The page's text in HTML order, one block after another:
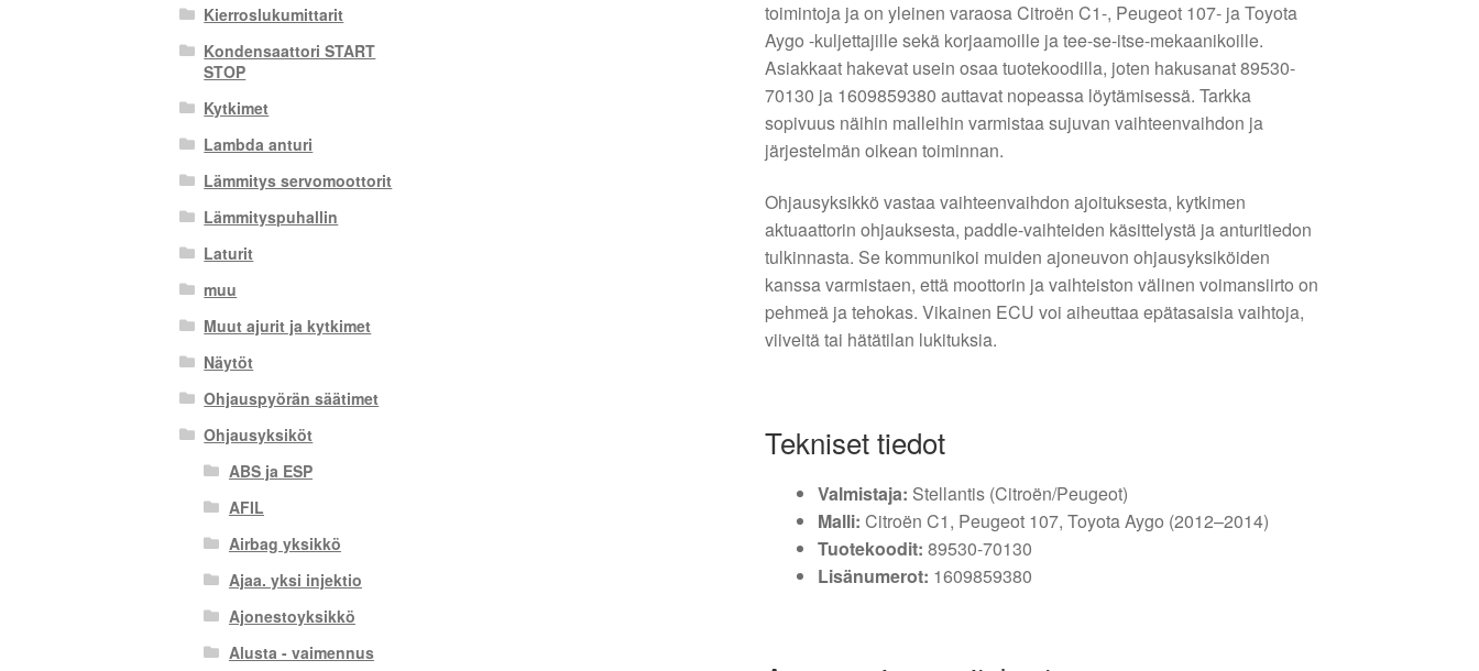
toimintoja ja on yleinen varaosa Citroën C1-, Peugeot 107- ja Toyota
Aygo -kuljettajille sekä korjaamoille ja tee-se-itse-mekaanikoille.
Asiakkaat hakevat usein osaa tuotekoodilla, joten hakusanat 89530-
70130 ja 1609859380 auttavat nopeassa löytämisessä. Tarkka
sopivuus näihin malleihin varmistaa sujuvan vaihteenvaihdon ja
järjestelmän oikean toiminnan.
Ohjausyksikkö vastaa vaihteenvaihdon ajoituksesta, kytkimen
aktuaattorin ohjauksesta, paddle-vaihteiden käsittelystä ja anturitiedon
tulkinnasta. Se kommunikoi muiden ajoneuvon ohjausyksiköiden
kanssa varmistaen, että moottorin ja vaihteiston välinen voimansiirto on
pehmeä ja tehokas. Vikainen ECU voi aiheuttaa epätasaisia vaihtoja,
viiveitä tai hätätilan lukituksia.
Tekniset tiedot
Valmistaja: Stellantis (Citroën/Peugeot)
Malli: Citroën C1, Peugeot 107, Toyota Aygo (2012–2014)
Tuotekoodit: 89530-70130
Lisänumerot: 1609859380
Kierroslukumittarit
Kondensaattori START
STOP
Kytkimet
Lambda anturi
Lämmitys servomoottorit
Lämmityspuhallin
Laturit
muu
Muut ajurit ja kytkimet
Näytöt
Ohjauspyörän säätimet
Ohjausyksiköt
ABS ja ESP
AFIL
Airbag yksikkö
Ajaa. yksi injektio
Ajonestoyksikkö
Alusta - vaimennus